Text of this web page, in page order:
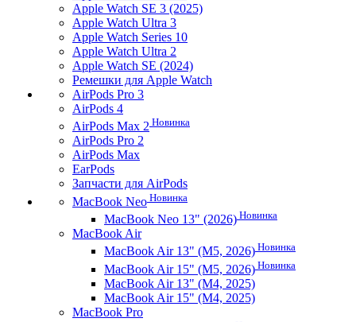
Apple Watch SE 3 (2025)
Apple Watch Ultra 3
Apple Watch Series 10
Apple Watch Ultra 2
Apple Watch SE (2024)
Ремешки для Apple Watch
AirPods Pro 3
AirPods 4
AirPods Max 2 Новинка
AirPods Pro 2
AirPods Max
EarPods
Запчасти для AirPods
MacBook Neo Новинка
MacBook Neo 13" (2026) Новинка
MacBook Air
MacBook Air 13" (M5, 2026) Новинка
MacBook Air 15" (M5, 2026) Новинка
MacBook Air 13" (M4, 2025)
MacBook Air 15" (M4, 2025)
MacBook Pro